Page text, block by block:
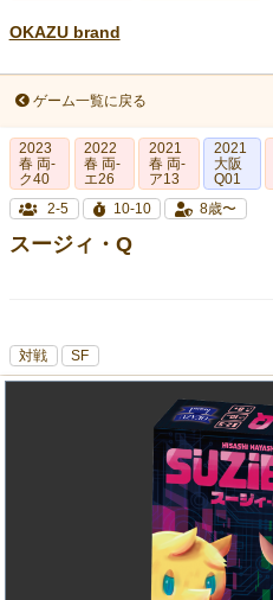
OKAZU brand
ゲーム一覧に戻る
2023
春 両‐
ク40
2022
春 両-
エ26
2021
春 両-
ア13
2021
大阪
Q01
2-5
10-10 8歳〜
スージィ・Q
対戦 SF